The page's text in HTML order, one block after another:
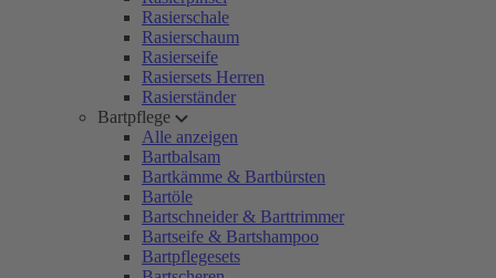
Rasierschale
Rasierschaum
Rasierseife
Rasiersets Herren
Rasierständer
Bartpflege
Alle anzeigen
Bartbalsam
Bartkämme & Bartbürsten
Bartöle
Bartschneider & Barttrimmer
Bartseife & Bartshampoo
Bartpflegesets